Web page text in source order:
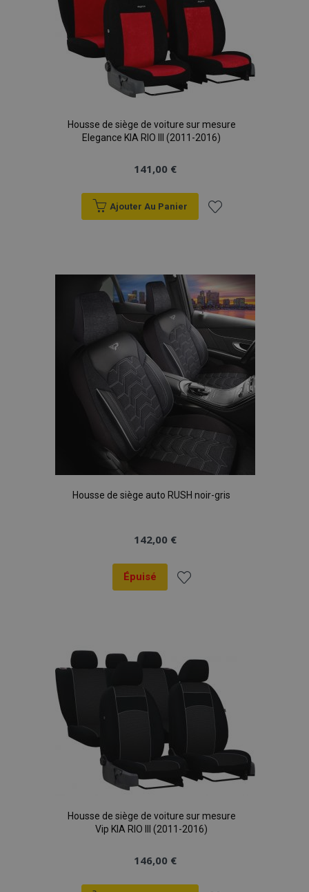
Housse de siège de voiture sur mesure
Elegance KIA RIO III (2011-2016)
141,00 €
Ajouter Au Panier
liste
d'achats
Housse de siège auto RUSH noir-gris
142,00 €
Épuisé
liste
d'achats
Housse de siège de voiture sur mesure
Vip KIA RIO III (2011-2016)
146,00 €